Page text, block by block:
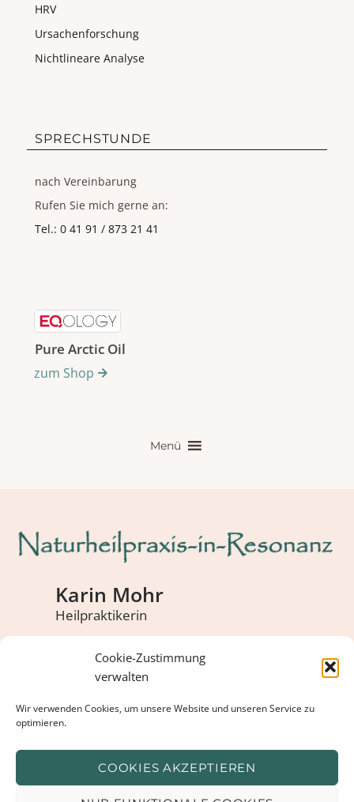
Cookie-Zustimmung
verwalten
Wir verwenden Cookies, um unsere Website und unseren Service zu
optimieren.
COOKIES AKZEPTIEREN
HRV
Ursachenforschung
Nichtlineare Analyse
SPRECHSTUNDE
nach Vereinbarung
Rufen Sie mich gerne an:
Tel.: 0 41 91 / 873 21 41
Pure Arctic Oil
zum Shop
Menü
Karin Mohr
Heilpraktikerin
0 41 91 – 873 21 41
Hamburger Straße 68
info@naturheilpraxis-in-resonanz.de